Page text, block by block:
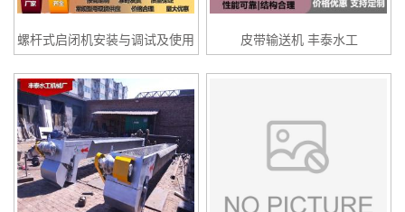
螺杆式启闭机安装与调试及使用
皮带输送机 丰泰水工